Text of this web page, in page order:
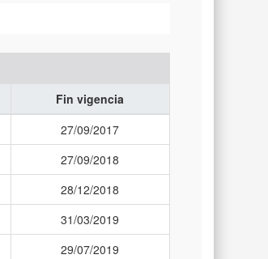
Fin vigencia
27/09/2017
27/09/2018
28/12/2018
31/03/2019
29/07/2019